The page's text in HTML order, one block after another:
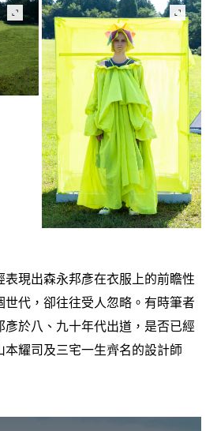
表現出森永邦彥在衣服上的前瞻性
世代 ， 卻往往受人忽略。有時筆者
彥於八、九十年代出道 ， 是否已經
耀司及三宅一生齊名的設計師